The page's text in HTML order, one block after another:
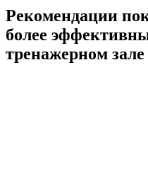
Рекомендации
более
тренажерном зале